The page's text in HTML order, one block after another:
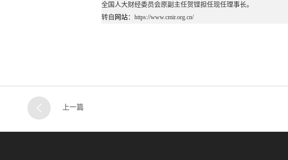
全国人大财经委员会原副主任贺铿担任现任理事长。
转自 网站： https://www.cmir.org.cn/
上一篇